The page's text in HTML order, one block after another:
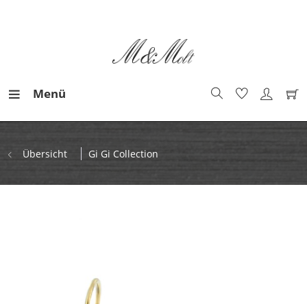
Menü
Übersicht Gi Gi Collection